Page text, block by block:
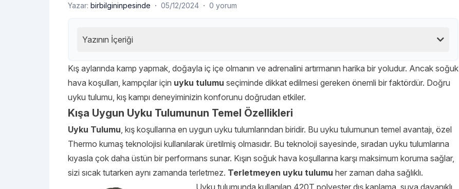
Yazar: birbilgininpesinde · 05/12/2024 · 0 yorum
Yazının İçeriği
Kış aylarında kamp yapmak, doğayla iç içe olmanın ve adrenalini artırmanın harika bir yoludur. Ancak soğuk
hava koşulları, kampçılar için uyku tulumu seçiminde dikkat edilmesi gereken önemli bir faktördür. Doğru
uyku tulumu, kış kampı deneyiminizin konforunu doğrudan etkiler.
Kışa Uygun Uyku Tulumunun Temel Özellikleri
Uyku Tulumu, kış koşullarına en uygun uyku tulumlarından biridir. Bu uyku tulumunun temel avantajı, özel
Thermo kumaş teknolojisi kullanılarak üretilmiş olmasıdır. Bu teknoloji sayesinde, sıradan uyku tulumlarına
kıyasla çok daha üstün bir performans sunar. Kışın soğuk hava koşullarına karşı maksimum koruma sağlar,
sizi sıcak tutarken aynı zamanda terletmez. Terletmeyen uyku tulumu her zaman daha sağlıklı.
Uyku tulumunda kullanılan 420T polyester dış kaplama, suya dayanıklı